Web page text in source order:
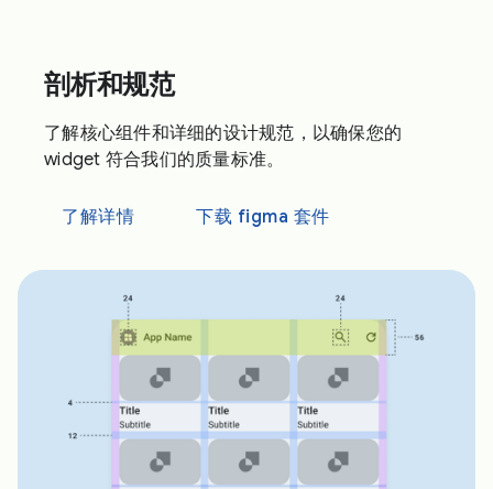
剖析和规范
了解核心组件和详细的设计规范，以确保您的
widget 符合我们的质量标准。
了解详情 下载 figma 套件